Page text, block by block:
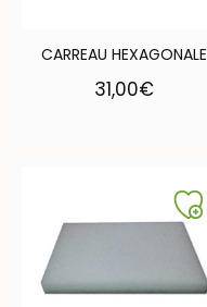
CARREAU HEXAGONALE
31,00€